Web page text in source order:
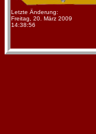
Letzte Änderung:
Freitag, 20. März 2009
14:38:56